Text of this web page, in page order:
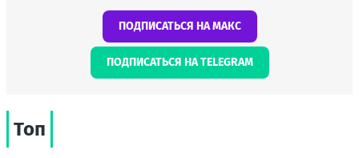
ПОДПИСАТЬСЯ НА МАКС
ПОДПИСАТЬСЯ НА TELEGRAM
Топ